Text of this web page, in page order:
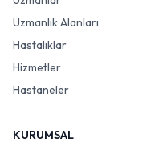
Uzmanlık Alanları
Hastalıklar
Hizmetler
Hastaneler
KURUMSAL